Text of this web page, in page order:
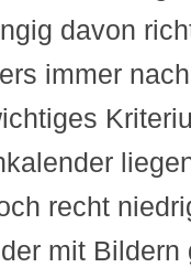
davon
immer
recht
mit Bildern